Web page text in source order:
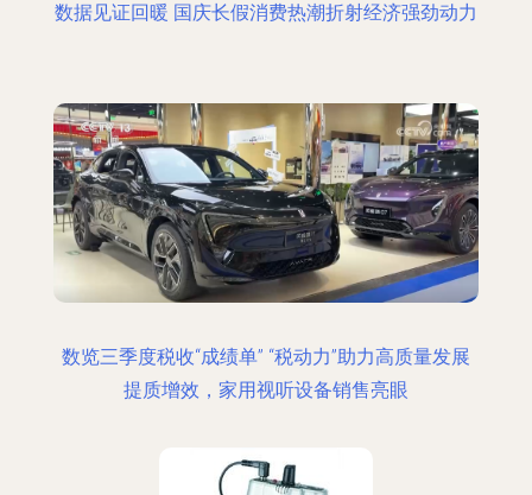
数据见证回暖 国庆长假消费热潮折射经济强劲动力
数览三季度税收“成绩单” “税动力”助力高质量发展
提质增效，家用视听设备销售亮眼